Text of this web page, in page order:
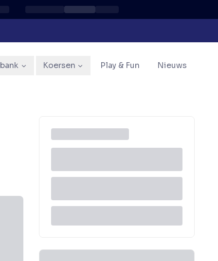
Koersen Play & Fun Nieuws